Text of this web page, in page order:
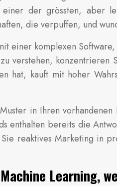
einer der grössten, aber
die verpuffen, und
einer komplexen
verstehen,
hat, kauft mit hoher
in Ihren
enthalten bereits die
reaktives Marketing in
Learning,